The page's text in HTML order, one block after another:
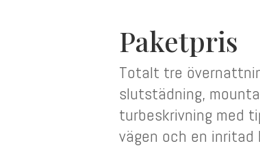
Paketpris
Totalt tre
slutstädning,
turbeskrivning med
vägen och en inritad